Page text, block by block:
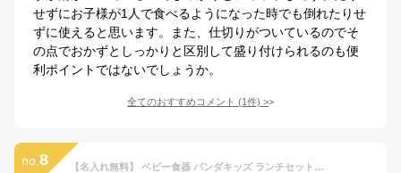
せずにお子様が1人で食べるようになった時でも倒れたりせ
ずに使えると思います。また、仕切りがついているのでそ
の点でおかずとしっかりと区別して盛り付けられるのも便
利ポイントではないでしょうか。
全てのおすすめコメント (1件) >
no. 8 【名入れ無料】 ベビー食器 パンダキッズ ランチセット【送料無料】出産祝い 子供用食器 スープカップ 木製 かわいい 割れにくい お皿 ベビーギフト